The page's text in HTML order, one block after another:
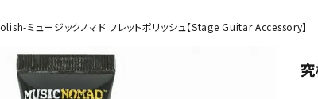
グランドピアノ
ミュージックノマド フレットポリッシュ【Stage Guitar Accessory】